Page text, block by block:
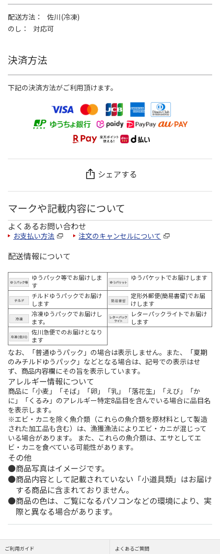
配送方法
佐川(冷凍)
のし
対応可
決済方法
下記の決済方法がご利用頂けます。
シェアする
マークや記載内容について
よくあるお問い合わせ
お支払い方法 注文のキャンセルについて
配送情報について
ゆうパック等でお届けしま
す
ゆうパケットでお届けします
チルドゆうパックでお届け
します
定形外郵便(簡易書留)でお届
けします
冷凍ゆうパックでお届けし
ます。
レターパックライトでお届け
します
佐川急便でのお届けとなり
ます
なお、「普通ゆうパック」の場合は表示しません。また、「夏期
のみチルドゆうパック」などとなる場合は、記号での表示はせ
ず、商品内容欄にその旨を表示しています。
アレルギー情報について
商品に「小麦」「そば」「卵」「乳」「落花生」「えび」「か
に」「くるみ」のアレルギー特定8品目を含んでいる場合に品目名
を表示します。
※エビ・カニを除く魚介類（これらの魚介類を原材料として製造
された加工品も含む）は、漁獲漁法によりエビ・カニが混じって
いる場合があります。 また、これらの魚介類は、エサとしてエ
ビ・カニを食べている可能性があります。
その他
商品写真はイメージです。
商品内容として記載されていない「小道具類」はお届け
する商品に含まれておりません。
商品の色は、ご覧になるパソコンなどの環境により、実
際と異なる場合があります。
ご利用ガイド よくあるご質問